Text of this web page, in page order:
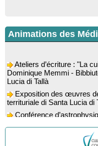
Animations des
Dominique Memmi -
Lucia di Tallà
territuriale di Santa Lucia di
l’astrophysicien Paul
Bicchisgià
Exposition des œuvres